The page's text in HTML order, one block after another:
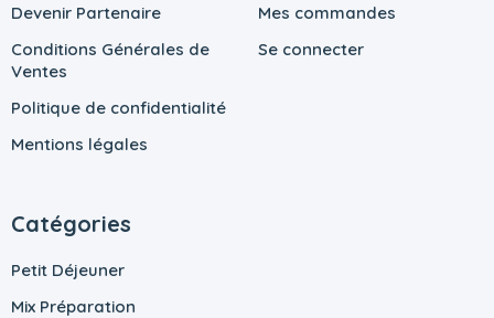
Devenir Partenaire
Conditions Générales de
Ventes
Politique de confidentialité
Mentions légales
Mes commandes
Se connecter
Catégories
Petit Déjeuner
Mix Préparation